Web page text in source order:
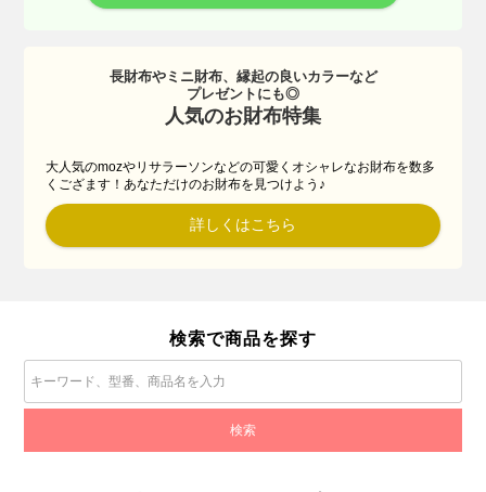
長財布やミニ財布、縁起の良いカラーなど
プレゼントにも◎
人気のお財布特集
大人気のmozやリサラーソンなどの可愛くオシャレなお財布を数多
くござます！あなただけのお財布を見つけよう♪
詳しくはこちら
検索で商品を探す